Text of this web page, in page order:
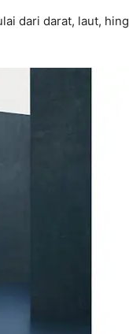
dari darat, laut,